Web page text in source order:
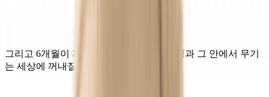
그리고 6개월이 지났습니다. 그동안의 여정과 그 안에서 무기
는 세상에 꺼내질 수 있었을까요?